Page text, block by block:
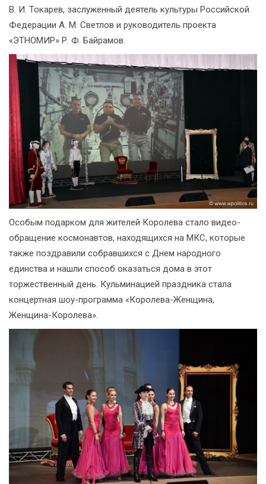
В. И. Токарев, заслуженный деятель культуры Российской
Федерации А. М. Светлов и руководитель проекта
«ЭТНОМИР» Р. Ф. Байрамов.
Особым подарком для жителей Королева стало видео-
обращение космонавтов, находящихся на МКС, которые
также поздравили собравшихся с Днем народного
единства и нашли способ оказаться дома в этот
торжественный день. Кульминацией праздника стала
концертная шоу-программа «Королева-Женщина,
Женщина-Королева».